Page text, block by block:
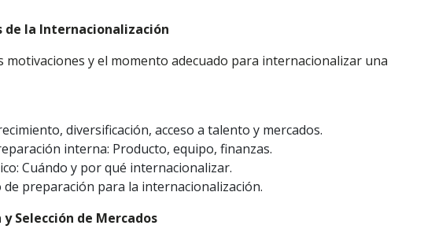
de la Internacionalización
motivaciones y el momento adecuado para internacionalizar una
diversificación, acceso a talento y mercados.
interna: Producto, equipo, finanzas.
Cuándo y por qué internacionalizar.
preparación para la internacionalización.
Selección de Mercados